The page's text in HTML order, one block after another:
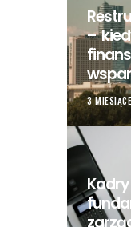
–
3